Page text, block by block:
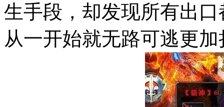
生手段，却发现所有出
从一开始就无路可逃更